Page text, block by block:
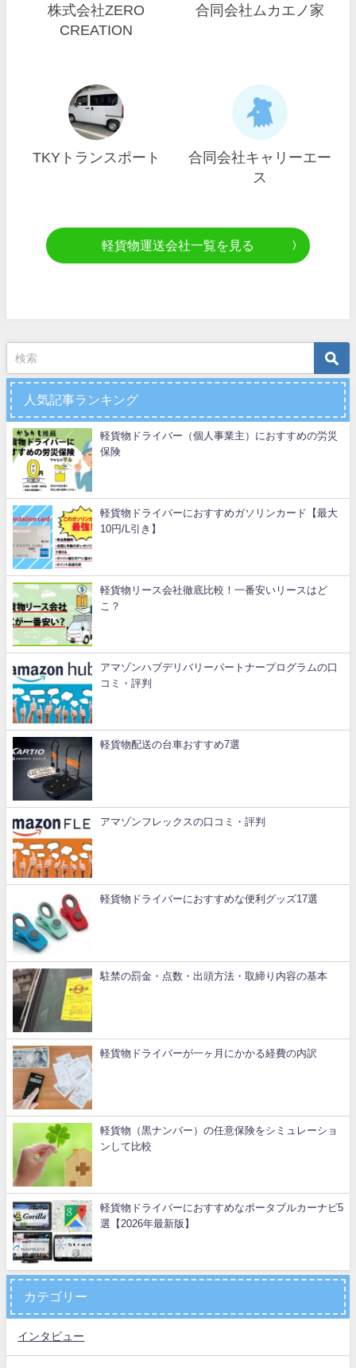
株式会社ZERO
CREATION
合同会社ムカエノ家
TKYトランスポート
合同会社キャリーエー
ス
軽貨物運送会社一覧を見る
人気記事ランキング
軽貨物ドライバー（個人事業主）におすすめの労災
保険
軽貨物ドライバーにおすすめガソリンカード【最大
10円/L引き】
軽貨物リース会社徹底比較！一番安いリースはど
こ？
アマゾンハブデリバリーパートナープログラムの口
コミ・評判
軽貨物配送の台車おすすめ7選
アマゾンフレックスの口コミ・評判
軽貨物ドライバーにおすすめな便利グッズ17選
駐禁の罰金・点数・出頭方法・取締り内容の基本
軽貨物ドライバーが一ヶ月にかかる経費の内訳
軽貨物（黒ナンバー）の任意保険をシミュレーショ
ンして比較
軽貨物ドライバーにおすすめなポータブルカーナビ5
選【2026年最新版】
カテゴリー
インタビュー